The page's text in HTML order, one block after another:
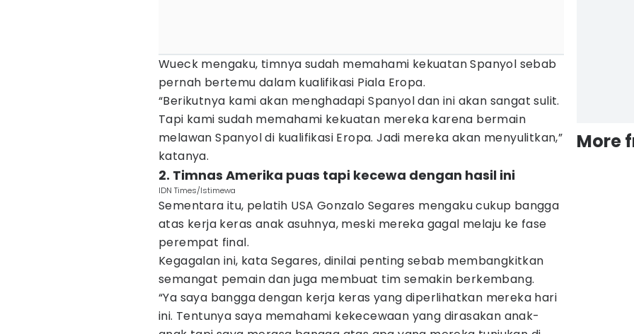
Wueck mengaku, timnya sudah memahami kekuatan Spanyol sebab
pernah bertemu dalam kualifikasi Piala Eropa.
“Berikutnya kami akan menghadapi Spanyol dan ini akan sangat sulit.
Tapi kami sudah memahami kekuatan mereka karena bermain
melawan Spanyol di kualifikasi Eropa. Jadi mereka akan menyulitkan,”
katanya.
2. Timnas Amerika puas tapi kecewa dengan hasil ini
IDN Times/Istimewa
Sementara itu, pelatih USA Gonzalo Segares mengaku cukup bangga
atas kerja keras anak asuhnya, meski mereka gagal melaju ke fase
perempat final.
Kegagalan ini, kata Segares, dinilai penting sebab membangkitkan
semangat pemain dan juga membuat tim semakin berkembang.
“Ya saya bangga dengan kerja keras yang diperlihatkan mereka hari
ini. Tentunya saya memahami kekecewaan yang dirasakan anak-
More